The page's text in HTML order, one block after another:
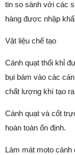
tin so sánh với các
hàng được nhập
Vật liệu chế tạo
Cánh quạt thổi khỉ
bụi bám vào các
chất lượng khí tạo
Cánh quạt và cốt
hoàn toàn ổn định.
Làm mát moto cánh